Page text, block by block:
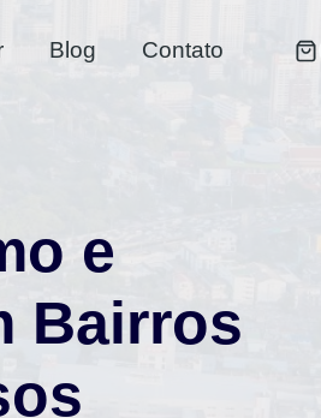
Blog Contato
e
Bairros